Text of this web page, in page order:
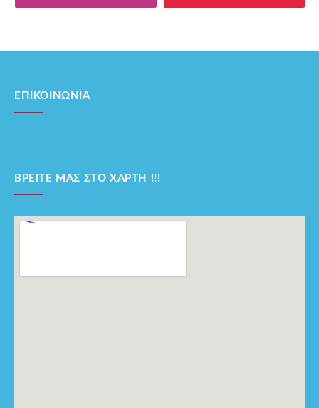
ΕΠΙΚΟΙΝΩΝΊΑ
ΒΡΕΊΤΕ ΜΑΣ ΣΤΟ ΧΆΡΤΗ !!!